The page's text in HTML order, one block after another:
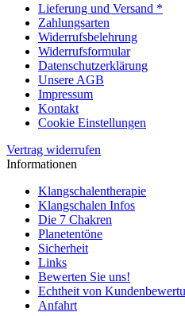
Lieferung und Versand *
Zahlungsarten
Widerrufsbelehrung
Widerrufsformular
Datenschutzerklärung
Unsere AGB
Impressum
Kontakt
Cookie Einstellungen
Vertrag widerrufen
Informationen
Klangschalentherapie
Klangschalen Infos
Die 7 Chakren
Planetentöne
Sicherheit
Links
Bewerten Sie uns!
Echtheit von
Anfahrt